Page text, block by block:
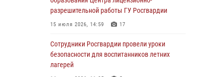
В Ленобласти сотрудники ОМОН Росгвардии
профилактического мероприятия
03 августа 2026, 09:16 5
В Петербурге сотрудники Росгвардии
разрешительной работы ГУ Росгвардии
15 июля 2026, 14:59 17
Сотрудники Росгвардии провели уроки
безопасности для воспитанников летних
лагерей